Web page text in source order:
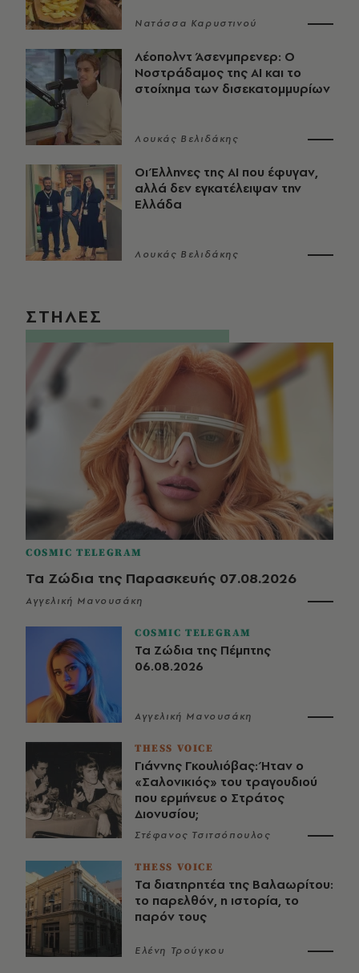
Νατάσσα Καρυστινού
Λέοπολντ Άσενμπρενερ: Ο
Νοστράδαμος της AI και το
στοίχημα των δισεκατομμυρίων
Λουκάς Βελιδάκης
Οι Έλληνες της ΑΙ που έφυγαν,
αλλά δεν εγκατέλειψαν την
Ελλάδα
Λουκάς Βελιδάκης
ΣΤΗΛΕΣ
COSMIC TELEGRAM
Τα Ζώδια της Παρασκευής 07.08.2026
Αγγελική Μανουσάκη
COSMIC TELEGRAM
Τα Ζώδια της Πέμπτης
06.08.2026
Αγγελική Μανουσάκη
THESS VOICE
Γιάννης Γκουλιόβας: Ήταν ο
«Σαλονικιός» του τραγουδιού
που ερμήνευε ο Στράτος
Διονυσίου;
Στέφανος Τσιτσόπουλος
THESS VOICE
Τα διατηρητέα της Βαλαωρίτου:
το παρελθόν, η ιστορία, το
παρόν τους
Ελένη Τρούγκου